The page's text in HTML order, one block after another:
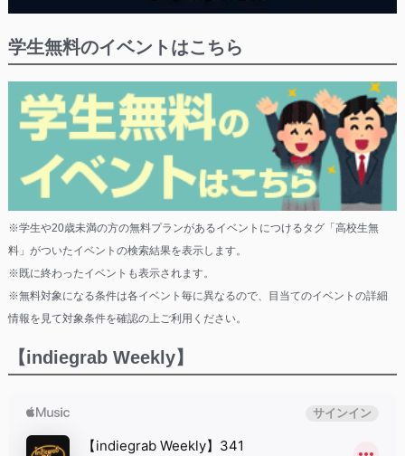
学生無料のイベントはこちら
※学生や20歳未満の方の無料プランがあるイベントにつけるタグ「高校生無
料」がついたイベントの検索結果を表示します。
※既に終わったイベントも表示されます。
※無料対象になる条件は各イベント毎に異なるので、目当てのイベントの詳細
情報を見て対象条件を確認の上ご利用ください。
【indiegrab Weekly】